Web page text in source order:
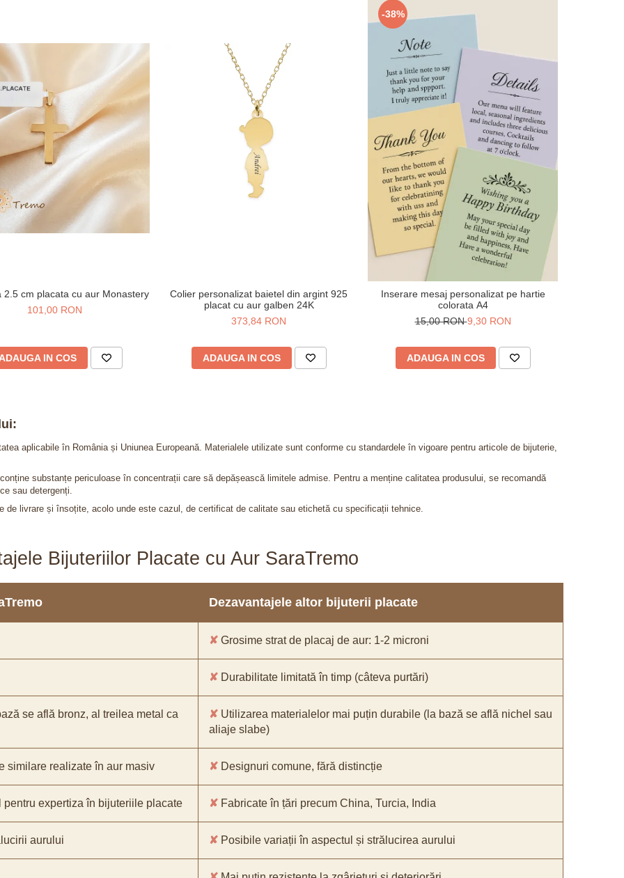
2.5 cm placata cu aur Monastery
101,00 RON
IN COS
Colier personalizat baietel din argint 925
placat cu aur galben 24K
373,84 RON
ADAUGA IN COS
-38%
Inserare mesaj personalizat pe hartie
colorata A4
15,00 RON9,30 RON
ADAUGA IN COS
aplicabile în România și Uniunea Europeană. Materialele utilizate sunt conforme cu standardele în vigoare pentru articole de bijuterie,
substanțe periculoase în concentrații care să depășească limitele admise. Pentru a menține calitatea produsului, se recomandă
sau detergenți.
de livrare și însoțite, acolo unde este cazul, de certificat de calitate sau etichetă cu specificații tehnice.
Bijuteriilor Placate cu Aur SaraTremo
Dezavantajele altor bijuterii placate
✘ Grosime strat de placaj de aur: 1-2 microni
✘ Durabilitate limitată în timp (câteva purtări)
se află bronz, al treilea metal ca ✘ Utilizarea materialelor mai puțin durabile (la bază se află nichel sau
aliaje slabe)
similare realizate în aur masiv ✘ Designuri comune, fără distincție
expertiza în bijuteriile placate ✘ Fabricate în țări precum China, Turcia, India
aurului ✘ Posibile variații în aspectul și strălucirea aurului